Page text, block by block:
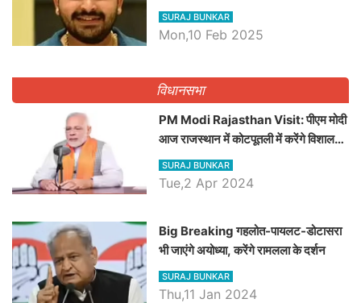
व्यवस्था पर उठाए सवाल, Madan
Dilawar पर हमला करते हुए गिनवाये खाली
SURAJ BUNKAR
Mon,10 Feb 2025
विधानसभा
PM Modi Rajasthan Visit: पीएम मोदी
आज राजस्थान में कोटपूतली में करेंगे विशाल
रैली, एक सभा से 8 सीटों पर साधेगें निशाना
SURAJ BUNKAR
Tue,2 Apr 2024
Big Breaking गहलोत-पायलट-डोटासरा
भी जाएंगे अयोध्या, करेंगे रामलला के दर्शन
SURAJ BUNKAR
Thu,11 Jan 2024